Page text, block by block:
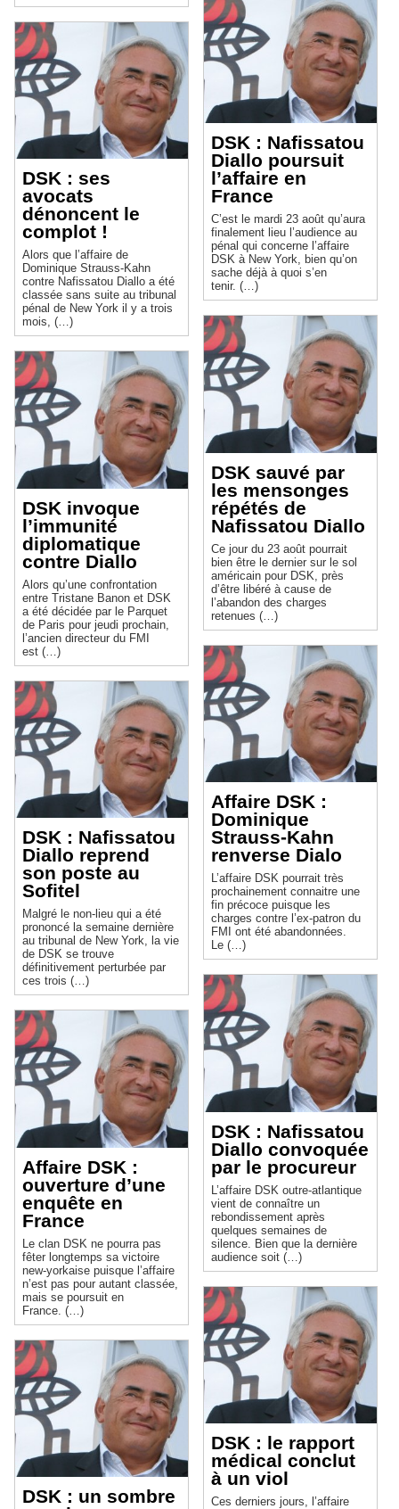
DSK : ses
avocats
dénoncent le
complot !
Alors que l’affaire de
Dominique Strauss-Kahn
contre Nafissatou Diallo a été
classée sans suite au tribunal
pénal de New York il y a trois
mois, (…)
DSK invoque
l’immunité
diplomatique
contre Diallo
Alors qu’une confrontation
entre Tristane Banon et DSK
a été décidée par le Parquet
de Paris pour jeudi prochain,
l’ancien directeur du FMI
est (…)
DSK : Nafissatou
Diallo reprend
son poste au
Sofitel
Malgré le non-lieu qui a été
prononcé la semaine dernière
au tribunal de New York, la vie
de DSK se trouve
définitivement perturbée par
ces trois (…)
Affaire DSK :
ouverture d’une
enquête en
France
Le clan DSK ne pourra pas
fêter longtemps sa victoire
new-yorkaise puisque l’affaire
n’est pas pour autant classée,
mais se poursuit en
France. (…)
DSK : un sombre
DSK : Nafissatou
Diallo poursuit
l’affaire en
France
C’est le mardi 23 août qu’aura
finalement lieu l’audience au
pénal qui concerne l’affaire
DSK à New York, bien qu’on
sache déjà à quoi s’en
tenir. (…)
DSK sauvé par
les mensonges
répétés de
Nafissatou Diallo
Ce jour du 23 août pourrait
bien être le dernier sur le sol
américain pour DSK, près
d’être libéré à cause de
l’abandon des charges
retenues (…)
Affaire DSK :
Dominique
Strauss-Kahn
renverse Dialo
L’affaire DSK pourrait très
prochainement connaitre une
fin précoce puisque les
charges contre l’ex-patron du
FMI ont été abandonnées.
Le (…)
DSK : Nafissatou
Diallo convoquée
par le procureur
L’affaire DSK outre-atlantique
vient de connaître un
rebondissement après
quelques semaines de
silence. Bien que la dernière
audience soit (…)
DSK : le rapport
médical conclut
à un viol
Ces derniers jours, l’affaire